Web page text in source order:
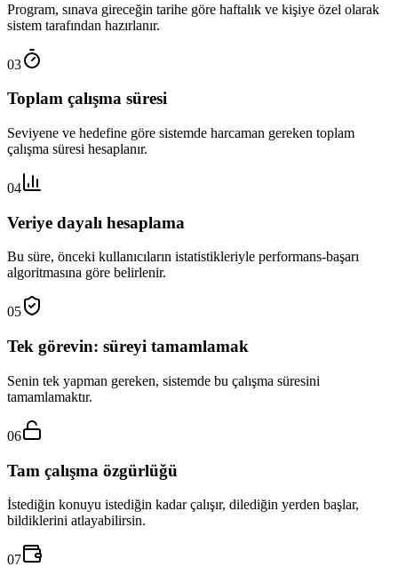
Program, sınava gireceğin tarihe göre haftalık ve kişiye özel olarak
sistem tarafından hazırlanır.
03
Toplam çalışma süresi
Seviyene ve hedefine göre sistemde harcaman gereken toplam
çalışma süresi hesaplanır.
04
Veriye dayalı hesaplama
Bu süre, önceki kullanıcıların istatistikleriyle performans-başarı
algoritmasına göre belirlenir.
05
Tek görevin: süreyi tamamlamak
Senin tek yapman gereken, sistemde bu çalışma süresini
tamamlamaktır.
06
Tam çalışma özgürlüğü
İstediğin konuyu istediğin kadar çalışır, dilediğin yerden başlar,
bildiklerini atlayabilirsin.
07